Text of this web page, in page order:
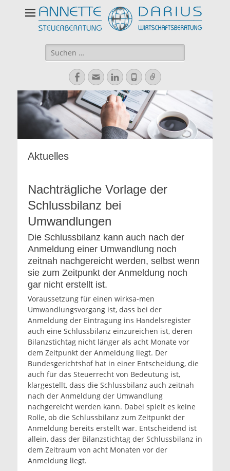
Suchen
nach:
Facebook
E-
Mail
LinkedIn
TelefonVerknüpfung
Aktuelles
Nachträgliche Vorlage der
Schlussbilanz bei
Umwandlungen
Die Schlussbilanz kann auch nach der
Anmeldung einer Umwandlung noch
zeitnah nachgereicht werden, selbst wenn
sie zum Zeitpunkt der Anmeldung noch
gar nicht erstellt ist.
Voraussetzung für einen wirksa-men
Umwandlungsvorgang ist, dass bei der
Anmeldung der Eintragung ins Handelsregister
auch eine Schlussbilanz einzureichen ist, deren
Bilanzstichtag nicht länger als acht Monate vor
dem Zeitpunkt der Anmeldung liegt. Der
Bundesgerichtshof hat in einer Entscheidung, die
auch für das Steuerrecht von Bedeutung ist,
klargestellt, dass die Schlussbilanz auch zeitnah
nach der Anmeldung der Umwandlung
nachgereicht werden kann. Dabei spielt es keine
Rolle, ob die Schlussbilanz zum Zeitpunkt der
Anmeldung bereits erstellt war. Entscheidend ist
allein, dass der Bilanzstichtag der Schlussbilanz in
dem Zeitraum von acht Monaten vor der
Anmeldung liegt.